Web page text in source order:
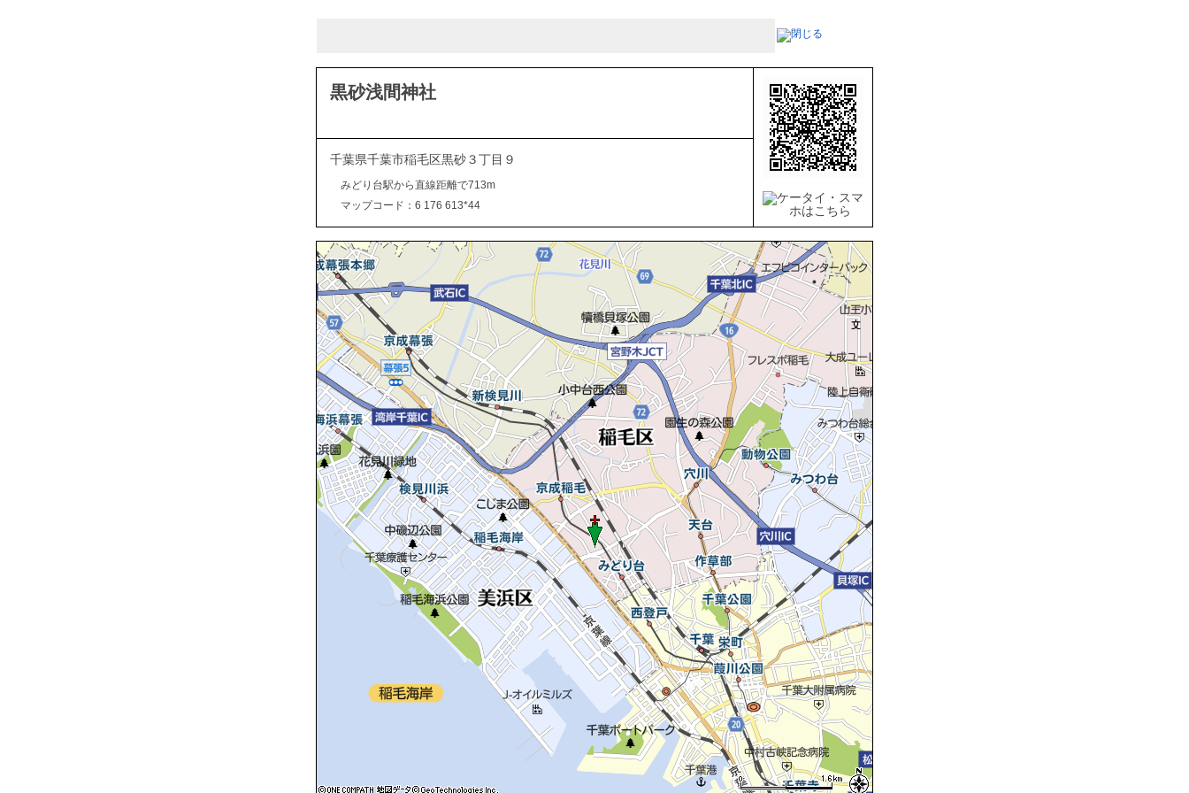
黒砂浅間神社
千葉県千葉市稲毛区黒砂３丁目９
みどり台駅から直線距離で713m
マップコード：6 176 613*44